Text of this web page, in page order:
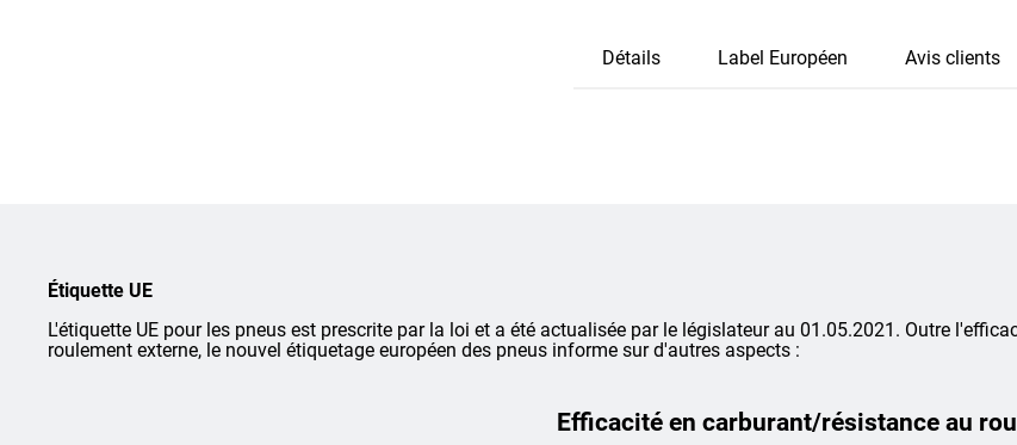
Détails Label Européen Avis clients
Étiquette UE
L'étiquette UE pour les pneus est prescrite par la loi et a été actualisée par le législateur au 01.05.2021. Outre
roulement externe, le nouvel étiquetage européen des pneus informe sur d'autres aspects :
Efficacité en carburant/résistance au